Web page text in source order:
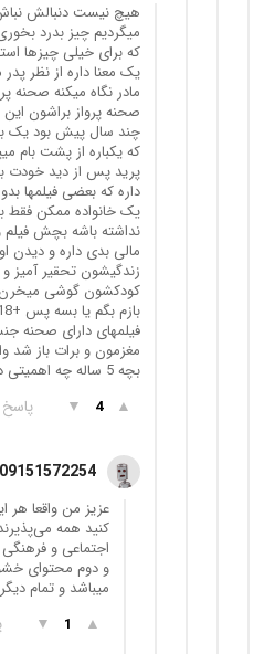
هیچ نیست دنبالش
که برای خیلی چیزها
یک معنا داره از نظر
مادر نگاه میکنه صحنه
چند سال پیش بود یک
که یکباره از پشت بام
پرید پس از دید خودت
یک خانواده ممکن فقط
نداشته باشه بچش فیلم
مالی بدی داره و دیدن
زندگیشون تحقیر آمیز و
کودکشون گوشی میخرن
فیلمهای دارای صحنه
مغزمون و برات باز
بچه 5 ساله چه اهمیتی داره
▲
4
▼ پاسخ
عزیز من واقعا هر
کنید همه
اجتماعی و
و دوم محتوای
میباشد و تمام
▲
1
▼